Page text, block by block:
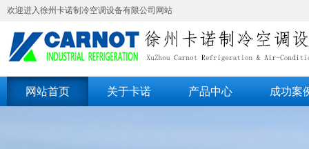
欢迎进入徐州卡诺制冷空调设备有限公司网站
网站首页 关于卡诺 产品中心 成功案